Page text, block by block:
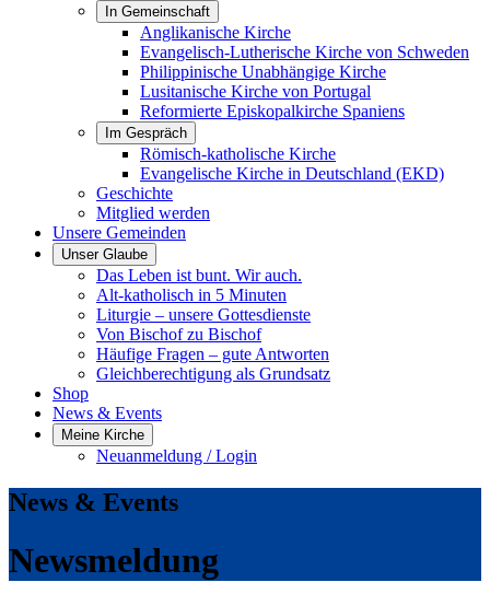
In Gemeinschaft
Anglikanische Kirche
Evangelisch-Lutherische Kirche von Schweden
Philippinische Unabhängige Kirche
Lusitanische Kirche von Portugal
Reformierte Episkopalkirche Spaniens
Im Gespräch
Römisch-katholische Kirche
Evangelische Kirche in Deutschland (EKD)
Geschichte
Mitglied werden
Unsere Gemeinden
Unser Glaube
Das Leben ist bunt. Wir auch.
Alt-katholisch in 5 Minuten
Liturgie – unsere Gottesdienste
Von Bischof zu Bischof
Häufige Fragen – gute Antworten
Gleichberechtigung als Grundsatz
Shop
News & Events
Meine Kirche
Neuanmeldung / Login
News & Events
Newsmeldung